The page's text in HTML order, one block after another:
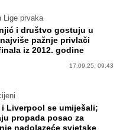
Lige prvaka
i društvo gostuju u
pažnje privlači
iz 2012. godine
17.09.25. 09:43
i Liverpool se umiješali;
propada posao za
nadolazeće svjetske